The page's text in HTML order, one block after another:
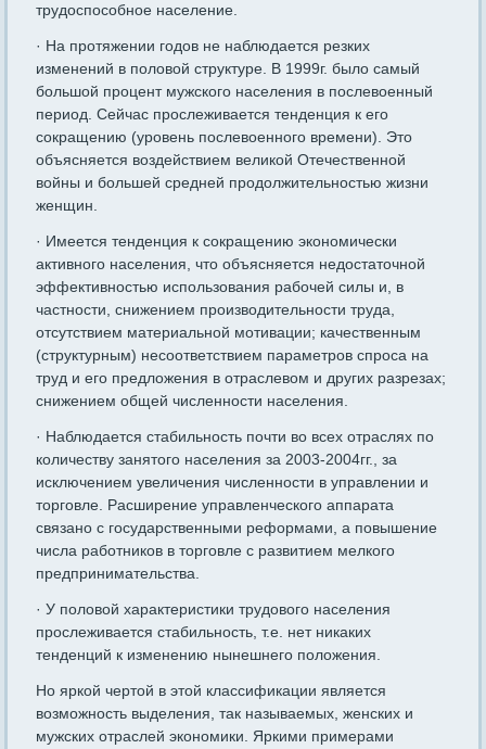
трудоспособное население.
· На протяжении годов не наблюдается резких
изменений в половой структуре. В 1999г. было самый
большой процент мужского населения в послевоенный
период. Сейчас прослеживается тенденция к его
сокращению (уровень послевоенного времени). Это
объясняется воздействием великой Отечественной
войны и большей средней продолжительностью жизни
женщин.
· Имеется тенденция к сокращению экономически
активного населения, что объясняется недостаточной
эффективностью использования рабочей силы и, в
частности, снижением производительности труда,
отсутствием материальной мотивации; качественным
(структурным) несоответствием параметров спроса на
труд и его предложения в отраслевом и других разрезах;
снижением общей численности населения.
· Наблюдается стабильность почти во всех отраслях по
количеству занятого населения за 2003-2004гг., за
исключением увеличения численности в управлении и
торговле. Расширение управленческого аппарата
связано с государственными реформами, а повышение
числа работников в торговле с развитием мелкого
предпринимательства.
· У половой характеристики трудового населения
прослеживается стабильность, т.е. нет никаких
тенденций к изменению нынешнего положения.
Но яркой чертой в этой классификации является
возможность выделения, так называемых, женских и
мужских отраслей экономики. Яркими примерами